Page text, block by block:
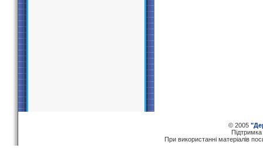
© 2005
При використаннi матерiалiв